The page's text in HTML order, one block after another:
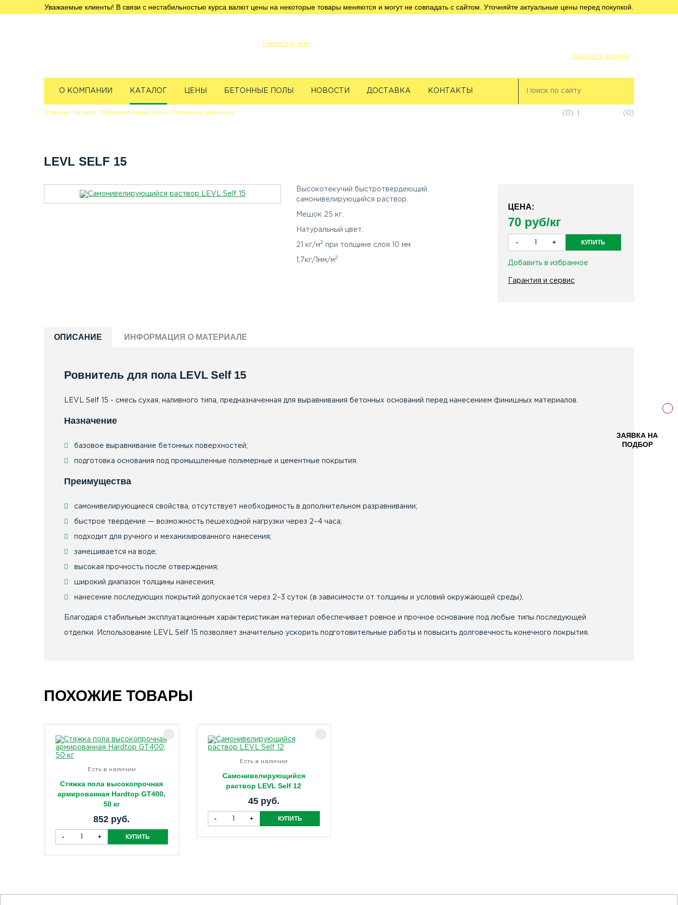
Уважаемые клиенты! В связи с нестабильностью курса валют цены на некоторые товары меняются и могут не совпадать с сайтом. Уточняйте актуальные цены перед покупкой.
Написать нам
Заказать звонок
О КОМПАНИИ КАТАЛОГ ЦЕНЫ БЕТОННЫЕ ПОЛЫ НОВОСТИ ДОСТАВКА КОНТАКТЫ
(0) (0)
ЗАЯВКА НА
ПОДБОР
Главная Каталог Промышленные полы Ровнитель для пола
LEVL SELF 15
Высокотекучий быстротвердеющий
самонивелирующийся раствор.
Мешок 25 кг.
Натуральный цвет.
21 кг/м2 при толщине слоя 10 мм
1,7кг/1мм/м2
ЦЕНА:
70 руб/кг
Добавить в избранное
Гарантия и сервис
ОПИСАНИЕ ИНФОРМАЦИЯ О МАТЕРИАЛЕ
Ровнитель для пола LEVL Self 15
LEVL Self 15 - смесь сухая, наливного типа, предназначенная для выравнивания бетонных оснований перед нанесением финишных материалов.
Назначение
базовое выравнивание бетонных поверхностей;
подготовка основания под промышленные полимерные и цементные покрытия.
Преимущества
самонивелирующиеся свойства, отсутствует необходимость в дополнительном разравнивании;
быстрое твердение — возможность пешеходной нагрузки через 2–4 часа;
подходит для ручного и механизированного нанесения;
замешивается на воде;
высокая прочность после отверждения;
широкий диапазон толщины нанесения;
нанесение последующих покрытий допускается через 2–3 суток (в зависимости от толщины и условий окружающей среды).
Благодаря стабильным эксплуатационным характеристикам материал обеспечивает ровное и прочное основание под любые типы последующей
отделки. Использование LEVL Self 15 позволяет значительно ускорить подготовительные работы и повысить долговечность конечного покрытия.
ПОХОЖИЕ ТОВАРЫ
Есть в наличии
Стяжка пола высокопрочная
армированная Hardtop GT400,
50 кг
852 руб.
Есть в наличии
Cамонивелирующийся
раствор LEVL Self 12
45 руб.